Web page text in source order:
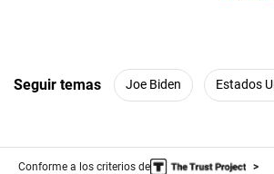
Seguir temas Joe Biden Estados
Conforme a los criterios de